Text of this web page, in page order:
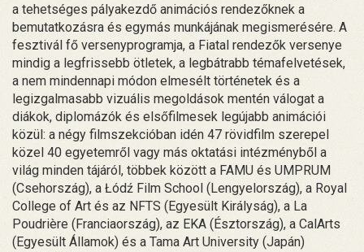
a tehetséges pályakezdő animációs rendezőknek a
bemutatkozásra és egymás munkájának megismerésére. A
fesztivál fő versenyprogramja, a Fiatal rendezők versenye
mindig a legfrissebb ötletek, a legbátrabb témafelvetések,
a nem mindennapi módon elmesélt történetek és a
legizgalmasabb vizuális megoldások mentén válogat a
diákok, diplomázók és elsőfilmesek legújabb animációi
közül: a négy filmszekcióban idén 47 rövidfilm szerepel
közel 40 egyetemről vagy más oktatási intézményből a
világ minden tájáról, többek között a FAMU és UMPRUM
(Csehország), a Łódź Film School (Lengyelország), a Royal
College of Art és az NFTS (Egyesült Királyság), a La
Poudrière (Franciaország), az EKA (Észtország), a CalArts
(Egyesült Államok) és a Tama Art University (Japán)